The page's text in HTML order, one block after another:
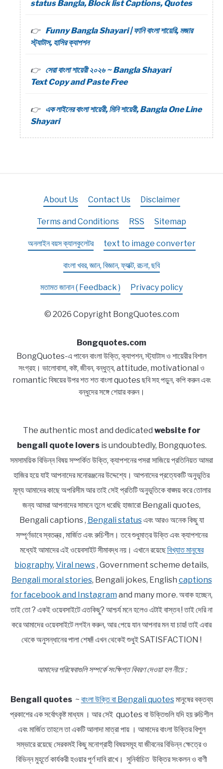
status Bangla, Block list Captions, Quotes
Funny Bangla Shayari | ফানি বাংলা শায়েরি, মজার
স্ট্যাটাস, হাসির ক্যাপশন
সেরা বাংলা শায়েরী ২০২৬ ~ Bangla Shayari
Text Copy and Paste Free
এক লাইনের বাংলা শায়েরী, মিনি শায়েরী, Bangla One Line
Shayari
About Us Contact Us Disclaimer
Terms and Conditions RSS Sitemap
অনলাইন বয়স ক্যালকুলেটর text to image converter
বাংলা খবর, জ্ঞান, বিজ্ঞান, ফ্যাক্ট, রচনা, ছবি
মতামত জানান ( Feedback ) Privacy policy
© 2026 Copyright BongQuotes.com
Bongquotes.com
BongQuotes-এ পাবেন বাংলা উক্তি, ক্যাপশন, স্ট্যাটাস ও শায়েরীর বিশাল
সংগ্রহ। ভালোবাসা, কষ্ট, জীবন, বন্ধুত্ব, attitude, motivational ও
romantic বিষয়ের উপর শত শত বাংলা quotes ছবি সহ পড়ুন, কপি করুন এবং
বন্ধুদের সঙ্গে শেয়ার করুন।
The authentic most and dedicated website for
bengali quote loversis undoubtedly, Bongquotes.
সমসাময়িক বিভিন্ন বিষয় সম্পর্কিত উক্তি, ক্যাপশনের পসরা সাজিয়ে প্রতিনিয়ত আমরা
হাজির হয়ে যাই আপনাদের মনোরঞ্জনের উদ্দেশ্যে। আপনাদের প্রত্যেকটি অনুভূতির
মূল্য আমাদের কাছে অপরিসীম আর তাই সেই প্রতিটি অনুভূতিকে বাঙ্ময় করে তোলার
জন্য আমরা আপনাদের সামনে তুলে ধরেছি হাজারো Bengali quotes,
Bengali captions , Bengali statusএবং আরও অনেক কিছু যা
সম্পূর্ণভাবে স্বতন্ত্র , মার্জিত এবং রুচিশীল। তবে শুধুমাত্র উক্তি এবং ক্যাপশনের
মধ্যেই আমাদের এই ওয়েবসাইট সীমাবদ্ধ নয়। এখানে রয়েছেবিখ্যাত মানুষের
biography, Viral news, Government scheme details,
Bengali moral stories, Bengali jokes, English captions
for facebook and Instagram and many more. অবাক হচ্ছেন,
তাই তো ? একই ওয়েবসাইটে এতকিছু? আশ্চর্য মনে হলেও এটাই বাস্তব ! তাই দেরি না
করে আমাদের ওয়েবসাইটে লগইন করুন, আর পেয়ে যান আপনার মন যা চায়! তাই এবার
থেকে অনুসন্ধানের পালা শেষ!! এখন থেকেই শুধুই SATISFACTION !
আমাদের পরিষেবাগুলি সম্পর্কে সংক্ষিপ্ত বিবরণ দেওয়া হল নীচে :
Bengali quotes~ বাংলা উক্তি বা Bengali quotesমানুষের বক্তব্য
প্রকাশের এক সর্বোৎকৃষ্ট মাধ্যম । আর সেই quotes বা উক্তিগুলি যদি হয় রুচিশীল
এবং মার্জিত তাহলে তা একটি আলাদা মাত্রা পায় । আমাদের বাংলা উক্তির বিপুল
সম্ভারে রয়েছে সেরকমই কিছু মনোগ্রাহী বিষয়সমূহ যা জীবনের বিভিন্ন ক্ষেত্রে ও
বিভিন্ন মুহূর্তে কার্যকরী হওয়ার পূর্ণ দাবি রাখে। সুনির্বাচিত উক্তির সংকলন ও বাণী